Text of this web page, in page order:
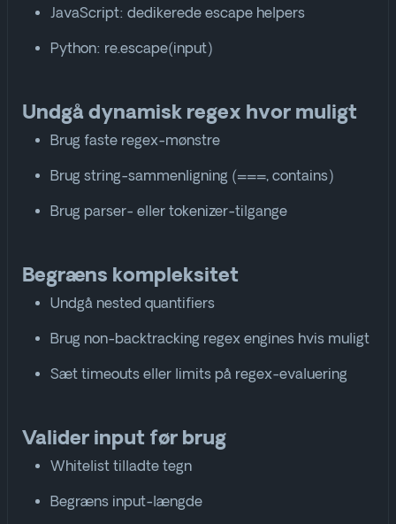
JavaScript: dedikerede escape helpers
Python: re.escape(input)
Undgå dynamisk regex hvor muligt
Brug faste regex-mønstre
Brug string-sammenligning (===,contains)
Brug parser- eller tokenizer-tilgange
Begræns kompleksitet
Undgå nested quantifiers
Brug non-backtracking regex engines hvis muligt
Sæt timeouts eller limits på regex-evaluering
Valider input før brug
Whitelist tilladte tegn
Begræns input-længde